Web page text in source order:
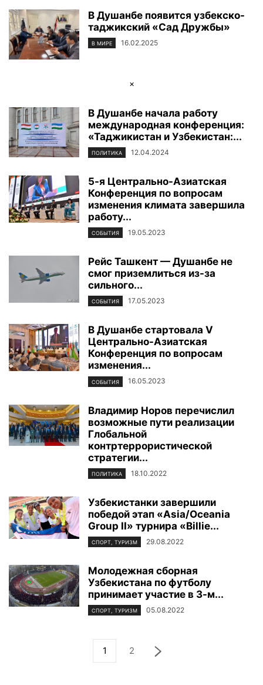
В Душанбе появится узбекско-
таджикский «Сад Дружбы»
В МИРЕ 16.02.2025
×
В Душанбе начала работу
международная конференция:
«Таджикистан и Узбекистан:...
ПОЛИТИКА 12.04.2024
5-я Центрально-Азиатская
Конференция по вопросам
изменения климата завершила
работу...
СОБЫТИЯ 19.05.2023
Рейс Ташкент — Душанбе не
смог приземлиться из-за
сильного...
СОБЫТИЯ 17.05.2023
В Душанбе стартовала V
Центрально-Азиатская
Конференция по вопросам
изменения...
СОБЫТИЯ 16.05.2023
Владимир Норов перечислил
возможные пути реализации
Глобальной
контртеррористической
стратегии...
ПОЛИТИКА 18.10.2022
Узбекистанки завершили
победой этап «Asia/Oceania
Group II» турнира «Billie...
СПОРТ, ТУРИЗМ 29.08.2022
Молодежная сборная
Узбекистана по футболу
принимает участие в 3-м...
СПОРТ, ТУРИЗМ 05.08.2022
1 2